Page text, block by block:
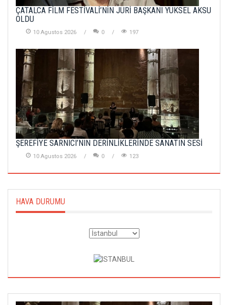
ÇATALCA FİLM FESTİVALİ’NİN JÜRİ BAŞKANI YÜKSEL AKSU
OLDU
10 Agustos 2026 0 197
ŞEREFİYE SARNICI’NIN DERİNLİKLERİNDE SANATIN SESİ
10 Agustos 2026 0 123
HAVA DURUMU